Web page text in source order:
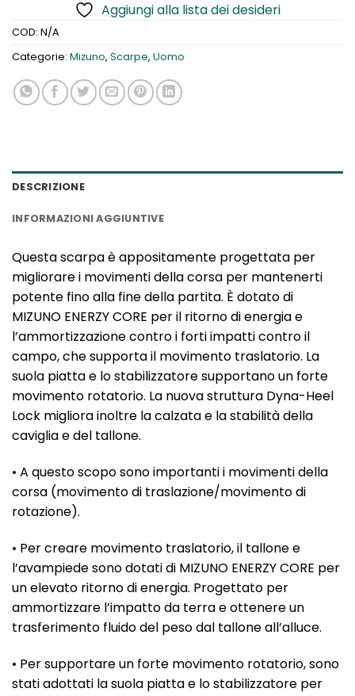
Aggiungi alla lista dei desideri
COD: N/A
Categorie: Mizuno, Scarpe, Uomo
DESCRIZIONE
INFORMAZIONI AGGIUNTIVE
Questa scarpa è appositamente progettata per
migliorare i movimenti della corsa per mantenerti
potente fino alla fine della partita. È dotato di
MIZUNO ENERZY CORE per il ritorno di energia e
l’ammortizzazione contro i forti impatti contro il
campo, che supporta il movimento traslatorio. La
suola piatta e lo stabilizzatore supportano un forte
movimento rotatorio. La nuova struttura Dyna-Heel
Lock migliora inoltre la calzata e la stabilità della
caviglia e del tallone.
• A questo scopo sono importanti i movimenti della
corsa (movimento di traslazione/movimento di
rotazione).
• Per creare movimento traslatorio, il tallone e
l’avampiede sono dotati di MIZUNO ENERZY CORE per
un elevato ritorno di energia. Progettato per
ammortizzare l’impatto da terra e ottenere un
trasferimento fluido del peso dal tallone all’alluce.
• Per supportare un forte movimento rotatorio, sono
stati adottati la suola piatta e lo stabilizzatore per